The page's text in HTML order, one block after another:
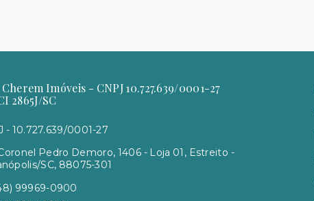
Cherem Imóveis - CNPJ 10.727.639/0001-27
2865J/SC
- 10.727.639/0001-27
Pedro Demoro, 1406 - Loja 01, Estreito -
SC, 88075-301
99969-0900